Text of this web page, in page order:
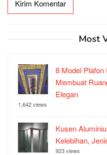
Most
8 Model Plafon
Membuat
Elegan
1,642 views
Kusen
Kelebihan,
923 views